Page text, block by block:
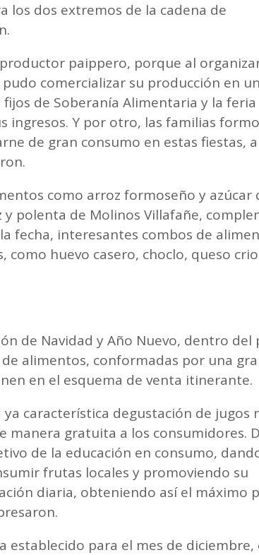
los dos extremos de la cadena de
paippero, porque al
comercializar su producción en
de Soberanía Alimentaria y la feria
ingresos. Y por otro, las familias
de gran consumo en estas fiestas,
como arroz formoseño y azúcar
polenta de Molinos Villafañe,
fecha, interesantes combos de
como huevo casero, choclo, queso
de Navidad y Año Nuevo, dentro del
alimentos, conformadas por una
en el esquema de venta itinerante.
ya característica degustación de jugos
manera gratuita a los consumidores.
de la educación en consumo,
frutas locales y promoviendo su
diaria, obteniendo así el máximo
establecido para el mes de diciembre,